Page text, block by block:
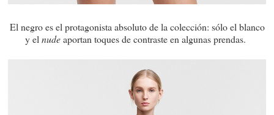
El negro es el protagonista absoluto de la colección: sólo el blanco
y elnudeaportan toques de contraste en algunas prendas.